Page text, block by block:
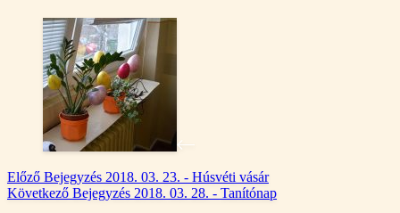
Előző Bejegyzés 2018. 03. 23. - Húsvéti vásár
Következő Bejegyzés 2018. 03. 28. - Tanítónap